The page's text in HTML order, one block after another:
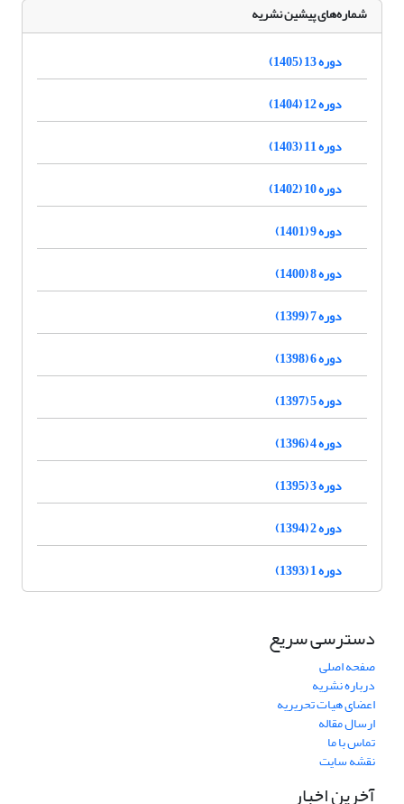
شماره‌های پیشین نشریه
دوره 13 (1405)
دوره 12 (1404)
دوره 11 (1403)
دوره 10 (1402)
دوره 9 (1401)
دوره 8 (1400)
دوره 7 (1399)
دوره 6 (1398)
دوره 5 (1397)
دوره 4 (1396)
دوره 3 (1395)
دوره 2 (1394)
دوره 1 (1393)
دسترسی سریع
صفحه اصلی
درباره نشریه
اعضای هیات تحریریه
ارسال مقاله
تماس با ما
نقشه سایت
آخرین اخبار